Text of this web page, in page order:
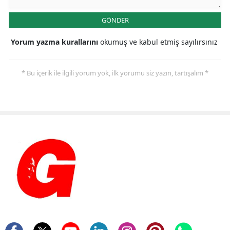
GÖNDER
Yorum yazma kurallarını okumuş ve kabul etmiş sayılırsınız
* Bu içerik ile ilgili yorum yok, ilk yorumu siz yazın, tartışalım *